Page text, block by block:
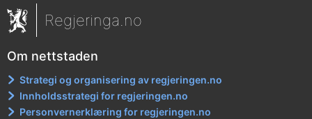
Regjeringa.no
Om nettstaden
Strategi og organisering av regjeringen.no
Innholdsstrategi for regjeringen.no
Personvernerklæring for regjeringen.no